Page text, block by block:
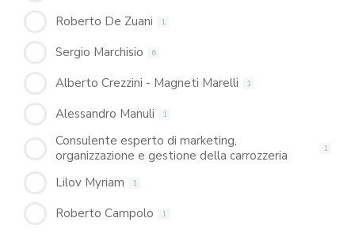
Roberto De Zuani 1
Sergio Marchisio 6
Alberto Crezzini - Magneti Marelli 1
Alessandro Manuli 1
Consulente esperto di marketing,
organizzazione e gestione della carrozzeria
1
Lilov Myriam 1
Roberto Campolo 1